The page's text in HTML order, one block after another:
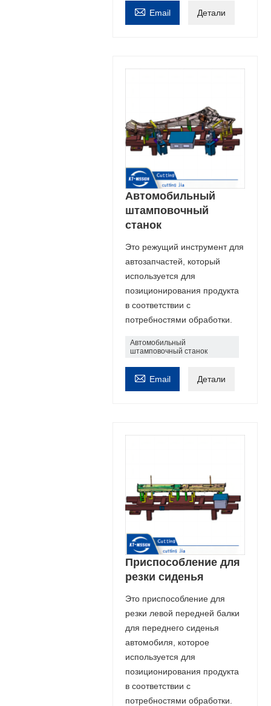
 Email Детали
Автомобильный
штамповочный
станок
Это режущий инструмент для
автозапчастей, который
используется для
позиционирования продукта
в соответствии с
потребностями обработки.
Автомобильный
штамповочный станок
 Email Детали
Приспособление для
резки сиденья
Это приспособление для
резки левой передней балки
для переднего сиденья
автомобиля, которое
используется для
позиционирования продукта
в соответствии с
потребностями обработки.